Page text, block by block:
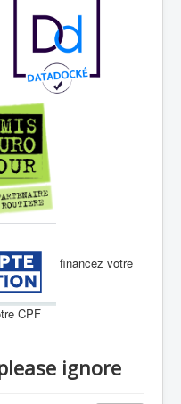
financez votre
CPF
ignore